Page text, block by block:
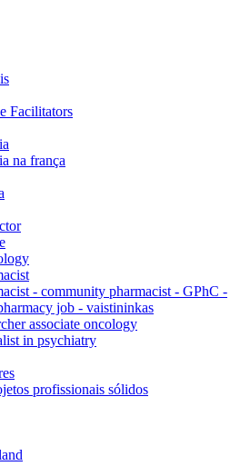
Facilitators
na frança
- community pharmacist - GPhC -
job - vaistininkas
associate oncology
in psychiatry
profissionais sólidos